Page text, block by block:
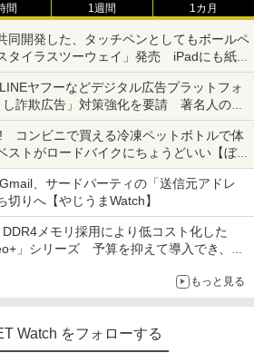
間 1週間 1カ月
同開発した、タッチペンとしてもボールペ
タイラスツーウェイ」発売 iPadにも紙に
込める
ヤフーなどデジタル広告プラットフォ
詐欺広告」対策強化を要請 著名人の写
詐欺などへの対策として
コンビニで買える冷凍ペットボトルで体
ストがロードバイクにちょうどいい【ぼっ
14】【空いた時間でなにしてる？】
、サードパーティの「送信元アドレ
切りへ【やじうまWatch】
メモリ採用により低コスト化した
」シリーズ 予算を抑えて導入でき、
もっと見る
Watch をフォローする